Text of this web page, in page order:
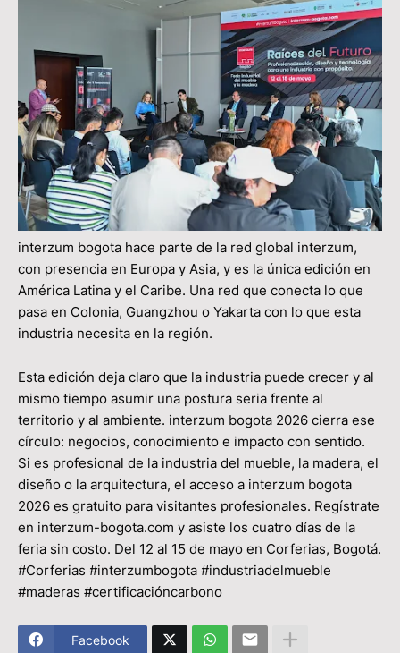
interzum bogota hace parte de la red global interzum,
con presencia en Europa y Asia, y es la única edición en
América Latina y el Caribe. Una red que conecta lo que
pasa en Colonia, Guangzhou o Yakarta con lo que esta
industria necesita en la región.
Esta edición deja claro que la industria puede crecer y al
mismo tiempo asumir una postura seria frente al
territorio y al ambiente. interzum bogota 2026 cierra ese
círculo: negocios, conocimiento e impacto con sentido.
Si es profesional de la industria del mueble, la madera, el
diseño o la arquitectura, el acceso a interzum bogota
2026 es gratuito para visitantes profesionales. Regístrate
en interzum-bogota.com y asiste los cuatro días de la
feria sin costo. Del 12 al 15 de mayo en Corferias, Bogotá.
#Corferias #interzumbogota #industriadelmueble
#maderas #certificacióncarbono
Facebook